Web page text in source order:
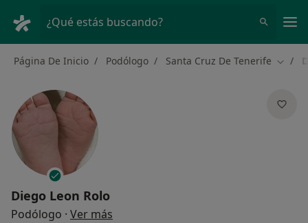
¿Qué estás buscando?
Página De Inicio Podólogo Santa Cruz De Tenerife
Diego Leon Rolo
Podólogo · Ver más